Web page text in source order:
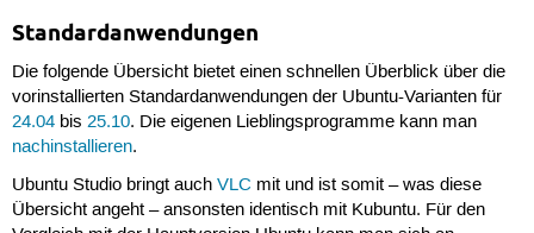
Standardanwendungen
Die folgende Übersicht bietet einen schnellen Überblick über die
vorinstallierten Standardanwendungen der Ubuntu-Varianten für
24.04bis 25.10. Die eigenen Lieblingsprogramme kann man
nachinstallieren.
Ubuntu Studio bringt auch VLC mit und ist somit – was diese
Übersicht angeht – ansonsten identisch mit Kubuntu. Für den